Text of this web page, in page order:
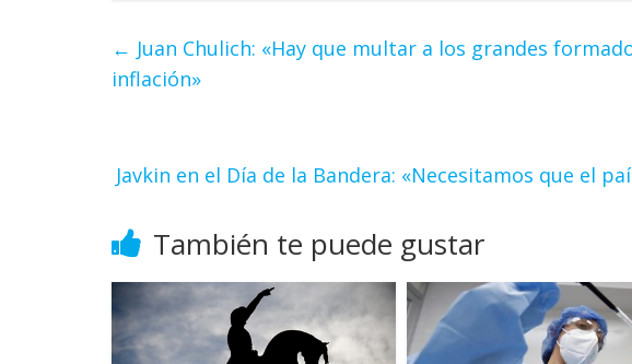
← Juan Chulich: «Hay que multar a los grandes
inflación»
Javkin en el Día de la Bandera: «Necesitamos que el
También te puede gustar